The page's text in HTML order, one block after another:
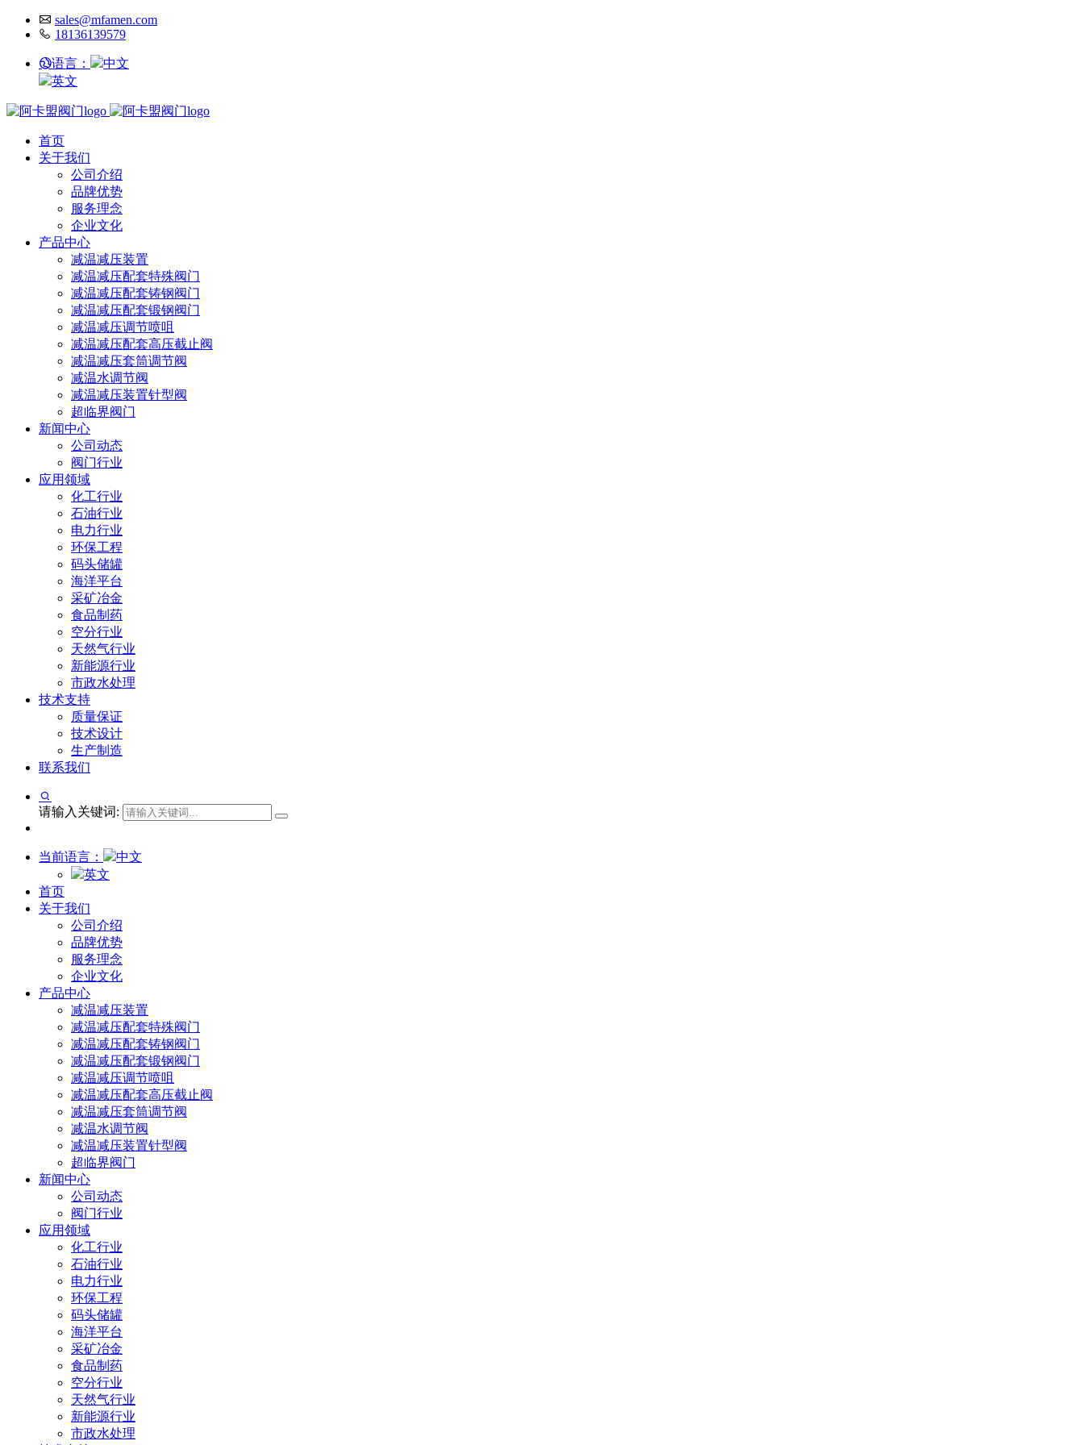
sales@mfamen.com
18136139579
语言：
中文
英文
首页
关于我们
公司介绍
品牌优势
服务理念
企业文化
产品中心
减温减压装置
减温减压配套特殊阀门
减温减压配套铸钢阀门
减温减压配套锻钢阀门
减温减压调节喷咀
减温减压配套高压截止阀
减温减压套筒调节阀
减温水调节阀
减温减压装置针型阀
超临界阀门
新闻中心
公司动态
阀门行业
应用领域
化工行业
石油行业
电力行业
环保工程
码头储罐
海洋平台
采矿冶金
食品制药
空分行业
天然气行业
新能源行业
市政水处理
技术支持
质量保证
技术设计
生产制造
联系我们
请输入关键词:
当前语言：
中文
英文
首页
关于我们
公司介绍
品牌优势
服务理念
企业文化
产品中心
减温减压装置
减温减压配套特殊阀门
减温减压配套铸钢阀门
减温减压配套锻钢阀门
减温减压调节喷咀
减温减压配套高压截止阀
减温减压套筒调节阀
减温水调节阀
减温减压装置针型阀
超临界阀门
新闻中心
公司动态
阀门行业
应用领域
化工行业
石油行业
电力行业
环保工程
码头储罐
海洋平台
采矿冶金
食品制药
空分行业
天然气行业
新能源行业
市政水处理